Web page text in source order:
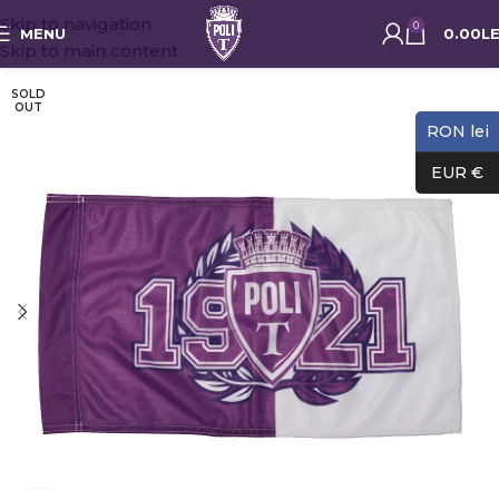
Skip to navigation
Skip to main content
MENU 0 0.00
SOLD
OUT
RON lei
EUR €